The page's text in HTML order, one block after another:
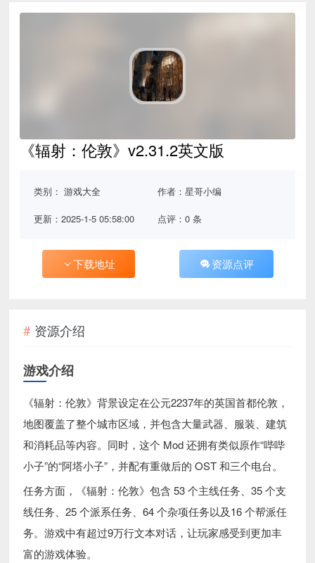
《辐射：伦敦》v2.31.2英文版
类别：游戏大全 作者：星哥小编
更新：2025-1-5 05:58:00 点评：0 条
下载地址 资源点评
资源介绍
游戏介绍
《辐射：伦敦》背景设定在公元2237年的英国首都伦敦，
地图覆盖了整个城市区域，并包含大量武器、服装、建筑
和消耗品等内容。同时，这个 Mod 还拥有类似原作“哔哔
小子”的“阿塔小子”，并配有重做后的 OST 和三个电台。
任务方面，《辐射：伦敦》包含 53 个主线任务、35 个支
线任务、25 个派系任务、64 个杂项任务以及16 个帮派任
务。游戏中有超过9万行文本对话，让玩家感受到更加丰
富的游戏体验。